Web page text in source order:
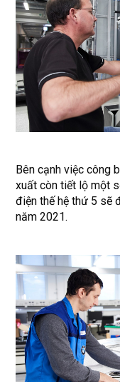
Bên cạnh việc công
xuất còn tiết lộ một
điện thế hệ thứ 5 sẽ
năm 2021.